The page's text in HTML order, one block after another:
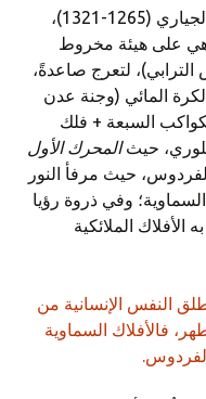
دانتي ألجياري (1265-1321)،
على هيئة مخروط
لتعرج صاعدةً،
المائي (وجنة عدن
السبعة + فلك
حيثالمحرك الأول
حيث مرفأ النور
وفي ذروة رؤيا
الملائكية